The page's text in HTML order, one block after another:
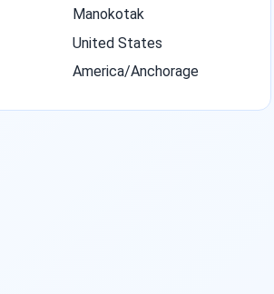
Manokotak
United States
America/Anchorage